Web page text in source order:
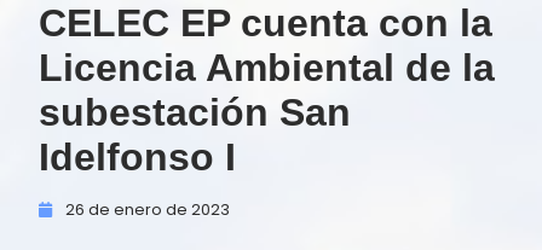
CELEC EP cuenta con la
Licencia Ambiental de la
subestación San
Idelfonso I
26 de enero de 2023